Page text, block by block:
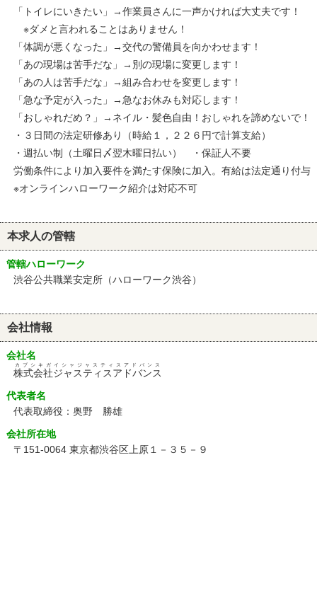
「トイレにいきたい」→作業員さんに一声かければ大丈夫です！
※ダメと言われることはありません！
「体調が悪くなった」→交代の警備員を向かわせます！
「あの現場は苦手だな」→別の現場に変更します！
「あの人は苦手だな」→組み合わせを変更します！
「急な予定が入った」→急なお休みも対応します！
「おしゃれだめ？」→ネイル・髪色自由！おしゃれを諦めないで！
・３日間の法定研修あり（時給１，２２６円で計算支給）
・週払い制（土曜日〆翌木曜日払い） ・保証人不要
労働条件により加入要件を満たす保険に加入。有給は法定通り付与
※オンラインハローワーク紹介は対応不可
本求人の管轄
管轄ハローワーク
渋谷公共職業安定所（ハローワーク渋谷）
会社情報
会社名
株式会社ジャスティスアドバンス
カブシキガイシャジャスティスアドバンス
代表者名
代表取締役：奥野 勝雄
会社所在地
〒151-0064 東京都渋谷区上原１－３５－９